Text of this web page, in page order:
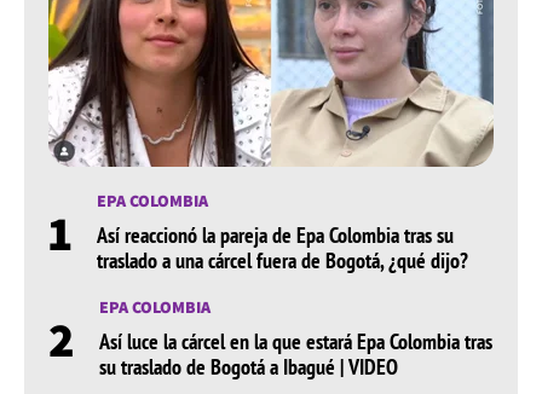
1 EPA COLOMBIA
Así reaccionó la pareja de Epa Colombia tras su
traslado a una cárcel fuera de Bogotá, ¿qué dijo?
2 EPA COLOMBIA
Así luce la cárcel en la que estará Epa Colombia tras
su traslado de Bogotá a Ibagué | VIDEO